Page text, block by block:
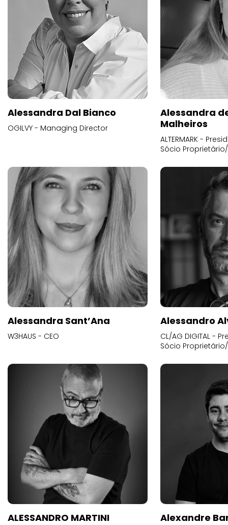
Alessandra Dal Bianco
OGILVY - Managing Director
Alessandra
Malheiros
ALTERMARK -
Sócio
Alessandra Sant’Ana
W3HAUS - CEO
Alessandro
CL/AG DIGITAL -
Sócio
ALESSANDRO MARTINI
Alexandre